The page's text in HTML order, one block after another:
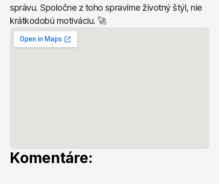
správu. Spoločne z toho spravíme životný štýl, nie
krátkodobú motiváciu. 🚀
Komentáre: